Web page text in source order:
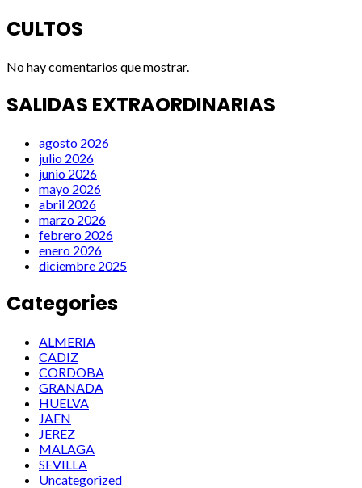
CULTOS
No hay comentarios que mostrar.
SALIDAS EXTRAORDINARIAS
agosto 2026
julio 2026
junio 2026
mayo 2026
abril 2026
marzo 2026
febrero 2026
enero 2026
diciembre 2025
Categories
ALMERIA
CADIZ
CORDOBA
GRANADA
HUELVA
JAEN
JEREZ
MALAGA
SEVILLA
Uncategorized